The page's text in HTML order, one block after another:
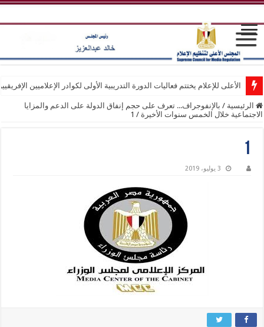
الأعلى للإعلام يختتم فعاليات الدورة التدريبية الأولى لكوادر الإعلاميين
الرئيسية / بالإنفوجراف... تعرف على حجم إنفاق الدولة على الدعم والمزايا
الاجتماعية خلال الخمس سنوات الأخيرة /
1
1
3 يوليو، 2019